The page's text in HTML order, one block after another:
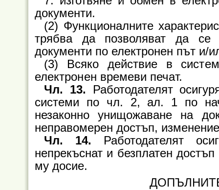
документи.
(2) Функционалните
трябва да позволяват да се
документи по електронен път и/
(3) Всяко действие в
електронен времеви печат.
Чл. 13. Работодателят
системи по чл. 2, ал. 1 по
незаконно унищожаване на
неправомерен достъп,
Чл. 14. Работодателят
непрекъснат и безплатен
му досие.